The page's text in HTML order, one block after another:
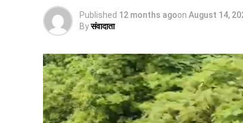
Published 12 months agoon August 14,
Byसंवादाता